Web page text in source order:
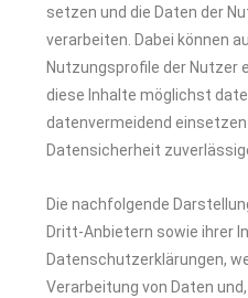
setzen und die Daten der
verarbeiten. Dabei können
Nutzungsprofile der Nutzer
diese Inhalte möglichst
datenvermeidend
Datensicherheit
Die nachfolgende
Dritt-Anbietern sowie ihrer
Datenschutzerklärungen,
Verarbeitung von Daten